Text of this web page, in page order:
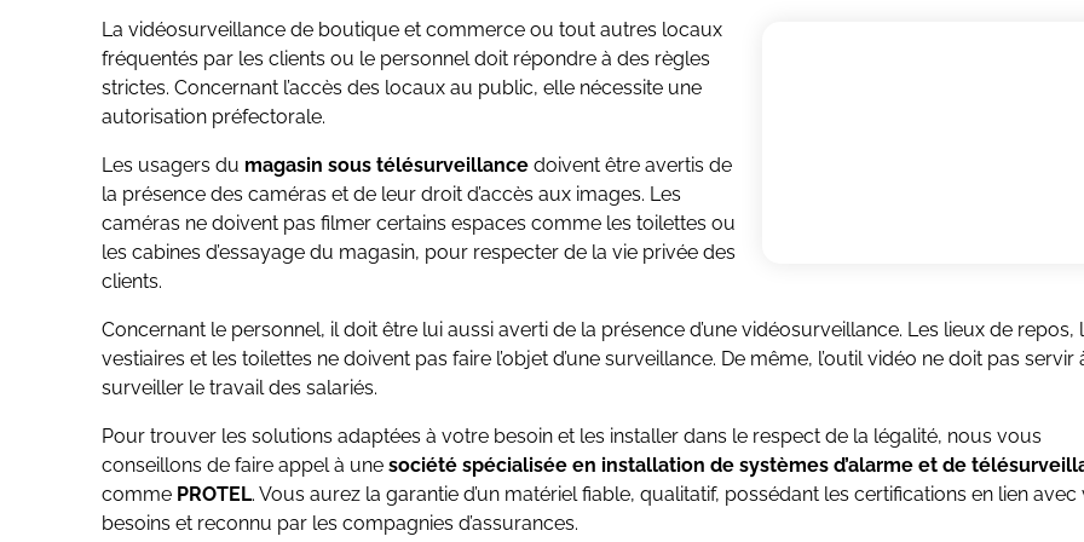
La vidéosurveillance de boutique et commerce ou tout autres locaux
fréquentés par les clients ou le personnel doit répondre à des règles
strictes. Concernant l’accès des locaux au public, elle nécessite une
autorisation préfectorale.
Les usagers du magasin sous télésurveillancedoivent être avertis de
la présence des caméras et de leur droit d’accès aux images. Les
caméras ne doivent pas filmer certains espaces comme les toilettes ou
les cabines d’essayage du magasin, pour respecter de la vie privée des
clients.
Concernant le personnel, il doit être lui aussi averti de la présence d’une vidéosurveillance. Les lieux de repos,
vestiaires et les toilettes ne doivent pas faire l’objet d’une surveillance. De même, l’outil vidéo ne doit pas servir
surveiller le travail des salariés.
Pour trouver les solutions adaptées à votre besoin et les installer dans le respect de la légalité, nous vous
conseillons de faire appel à une société spécialisée en installation de systèmes d’alarme et de
comme PROTEL. Vous aurez la garantie d’un matériel fiable, qualitatif, possédant les certifications en lien avec
besoins et reconnu par les compagnies d’assurances.